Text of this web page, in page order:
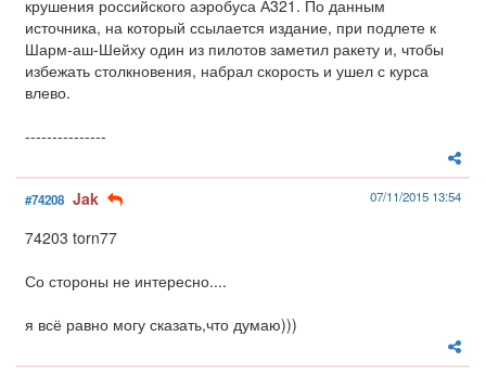
крушения российского аэробуса А321. По данным
источника, на который ссылается издание, при подлете к
Шарм-аш-Шейху один из пилотов заметил ракету и, чтобы
избежать столкновения, набрал скорость и ушел с курса
влево.
---------------
#74208 Jak 07/11/2015 13:54
74203 torn77
Со стороны не интересно....
я всё равно могу сказать,что думаю)))